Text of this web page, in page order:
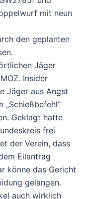
mit neun
den geplanten
Jäger
Insider
Jäger aus Angst
„Schießbefehl“
Geklagt hatte
frei
der Verein, dass
Eilantrag
könne das Gericht
gelangen.
auch wirklich